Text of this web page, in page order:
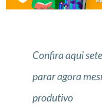
Confira aqui
parar agora
produtivo